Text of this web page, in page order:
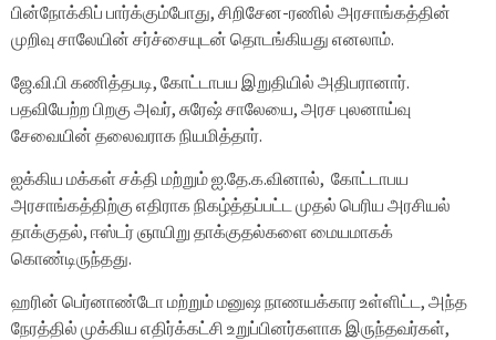
பின்நோக்கிப் பார்க்கும்போது, ​​சிறிசேன-ரணில் அரசாங்கத்தின்
முறிவு சாலேயின் சர்ச்சையுடன் தொடங்கியது எனலாம்.
ஜே.வி.பி கணித்தபடி, கோட்டாபய இறுதியில் அதிபரானார்.
பதவியேற்ற பிறகு அவர், சுரேஷ் சாலேயை, அரச புலனாய்வு
சேவையின் தலைவராக நியமித்தார்.
ஐக்கிய மக்கள் சக்தி மற்றும் ஐ.தே.க.வினால், கோட்டாபய
அரசாங்கத்திற்கு எதிராக நிகழ்த்தப்பட்ட முதல் பெரிய அரசியல்
தாக்குதல், ஈஸ்டர் ஞாயிறு தாக்குதல்களை மையமாகக்
கொண்டிருந்தது.
ஹரின் பெர்னாண்டோ மற்றும் மனுஷ நாணயக்கார உள்ளிட்ட, அந்த
நேரத்தில் முக்கிய எதிர்க்கட்சி உறுப்பினர்களாக இருந்தவர்கள்,